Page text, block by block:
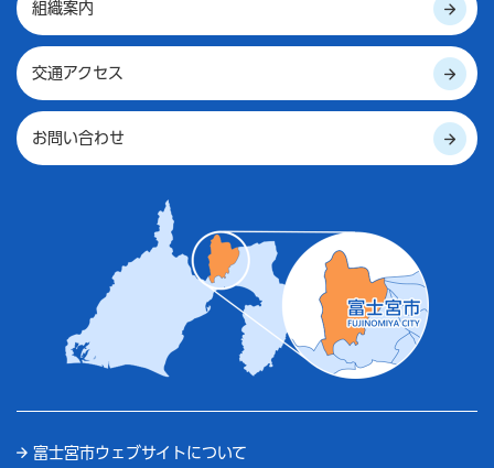
組織案内
交通アクセス
お問い合わせ
富士宮市ウェブサイトについて